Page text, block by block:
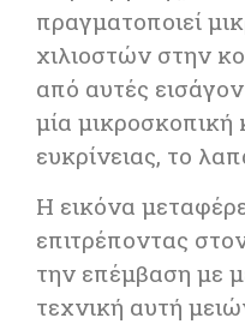
πραγματοποιεί
χιλιοστών στην
από αυτές
μία
ευκρίνειας, το
Η εικόνα
επιτρέποντας
την επέμβαση με
τεχνική αυτή